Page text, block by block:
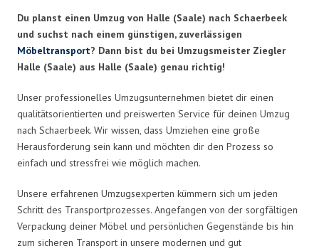
Du planst einen Umzug von Halle (Saale) nach Schaerbeek
und suchst nach einem günstigen, zuverlässigen
Möbeltransport? Dann bist du bei Umzugsmeister Ziegler
Halle (Saale) aus Halle (Saale) genau richtig!
Unser professionelles Umzugsunternehmen bietet dir einen
qualitätsorientierten und preiswerten Service für deinen Umzug
nach Schaerbeek. Wir wissen, dass Umziehen eine große
Herausforderung sein kann und möchten dir den Prozess so
einfach und stressfrei wie möglich machen.
Unsere erfahrenen Umzugsexperten kümmern sich um jeden
Schritt des Transportprozesses. Angefangen von der sorgfältigen
Verpackung deiner Möbel und persönlichen Gegenstände bis hin
zum sicheren Transport in unsere modernen und gut